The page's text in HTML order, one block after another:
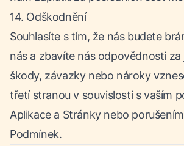
14. Odškodnění
Souhlasíte s tím, že nás budete
nás a zbavíte nás odpovědnosti
škody, závazky nebo nároky
třetí stranou v souvislosti s vaším
Aplikace a Stránky nebo
Podmínek.